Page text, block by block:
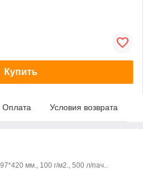
Купить
Оплата Условия возврата
мм., 100 г/м2., 500 л/пач..